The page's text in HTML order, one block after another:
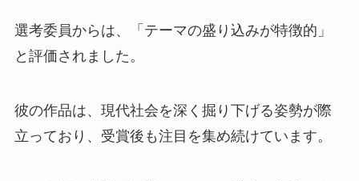
選考委員からは、「テーマの盛り込みが特徴的」
と評価されました。
彼の作品は、現代社会を深く掘り下げる姿勢が際
立っており、受賞後も注目を集め続けています。